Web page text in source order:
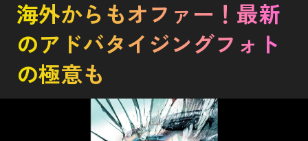
海外からもオファー！最新
のアドバタイジングフォト
の極意も